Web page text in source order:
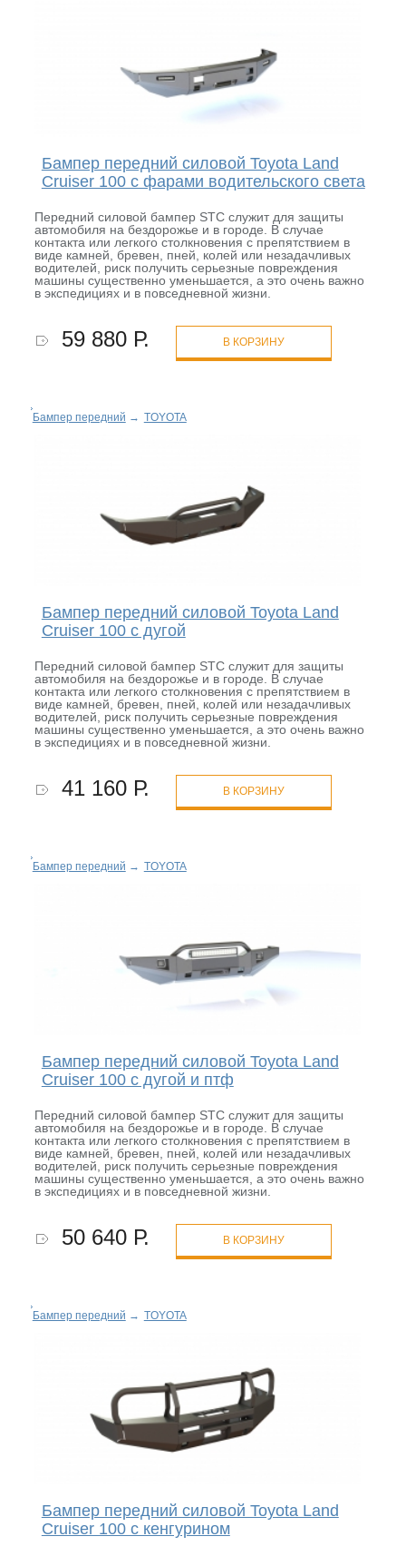
Бампер передний силовой Toyota Land
Cruiser 100 с фарами водительского света
Передний силовой бампер STC служит для защиты
автомобиля на бездорожье и в городе. В случае
контакта или легкого столкновения с препятствием в
виде камней, бревен, пней, колей или незадачливых
водителей, риск получить серьезные повреждения
машины существенно уменьшается, а это очень важно
в экспедициях и в повседневной жизни.
59 880 Р. В КОРЗИНУ
Бампер передний → TOYOTA
Бампер передний силовой Toyota Land
Cruiser 100 с дугой
Передний силовой бампер STC служит для защиты
автомобиля на бездорожье и в городе. В случае
контакта или легкого столкновения с препятствием в
виде камней, бревен, пней, колей или незадачливых
водителей, риск получить серьезные повреждения
машины существенно уменьшается, а это очень важно
в экспедициях и в повседневной жизни.
41 160 Р. В КОРЗИНУ
Бампер передний → TOYOTA
Бампер передний силовой Toyota Land
Cruiser 100 с дугой и птф
Передний силовой бампер STC служит для защиты
автомобиля на бездорожье и в городе. В случае
контакта или легкого столкновения с препятствием в
виде камней, бревен, пней, колей или незадачливых
водителей, риск получить серьезные повреждения
машины существенно уменьшается, а это очень важно
в экспедициях и в повседневной жизни.
50 640 Р. В КОРЗИНУ
Бампер передний → TOYOTA
Бампер передний силовой Toyota Land
Cruiser 100 с кенгурином